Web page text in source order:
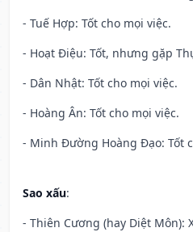
- Tuế Hợp: Tốt cho mọi việc.
- Hoạt Điệu: Tốt, nhưng gặp
- Dân Nhật: Tốt cho mọi việc.
- Hoàng Ân: Tốt cho mọi việc.
- Minh Đường Hoàng Đạo: Tốt
Sao xấu:
- Thiên Cương (hay Diệt Môn):